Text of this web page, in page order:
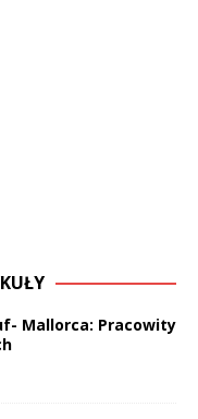
Mallorca: Pracowity